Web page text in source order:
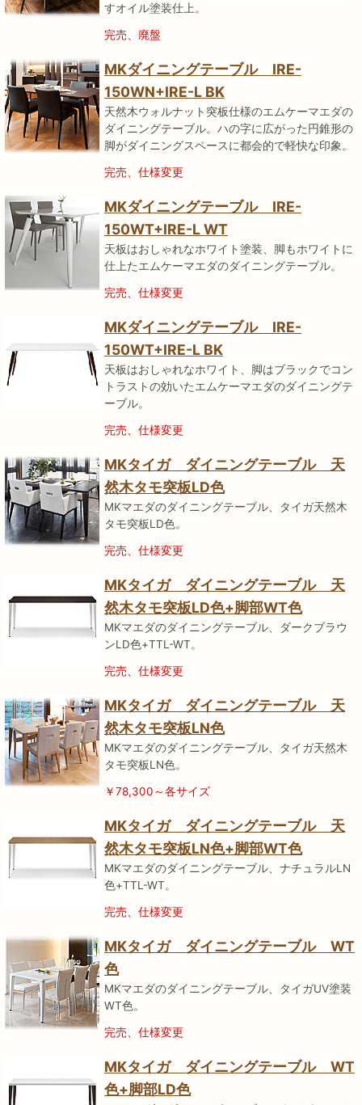
すオイル塗装仕上。
完売、廃盤
MKダイニングテーブル IRE-
150WN+IRE-L BK
天然木ウォルナット突板仕様のエムケーマエダの
ダイニングテーブル。ハの字に広がった円錐形の
脚がダイニングスペースに都会的で軽快な印象。
完売、仕様変更
MKダイニングテーブル IRE-
150WT+IRE-L WT
天板はおしゃれなホワイト塗装、脚もホワイトに
仕上たエムケーマエダのダイニングテーブル。
完売、仕様変更
MKダイニングテーブル IRE-
150WT+IRE-L BK
天板はおしゃれなホワイト、脚はブラックでコン
トラストの効いたエムケーマエダのダイニングテ
ーブル。
完売、仕様変更
MKタイガ ダイニングテーブル 天
然木タモ突板LD色
MKマエダのダイニングテーブル、タイガ天然木
タモ突板LD色。
完売、仕様変更
MKタイガ ダイニングテーブル 天
然木タモ突板LD色+脚部WT色
MKマエダのダイニングテーブル、ダークブラウ
ンLD色+TTL-WT。
完売、仕様変更
MKタイガ ダイニングテーブル 天
然木タモ突板LN色
MKマエダのダイニングテーブル、タイガ天然木
タモ突板LN色。
￥78,300～各サイズ
MKタイガ ダイニングテーブル 天
然木タモ突板LN色+脚部WT色
MKマエダのダイニングテーブル、ナチュラルLN
色+TTL-WT。
完売、仕様変更
MKタイガ ダイニングテーブル WT
色
MKマエダのダイニングテーブル、タイガUV塗装
WT色。
完売、仕様変更
MKタイガ ダイニングテーブル WT
色+脚部LD色